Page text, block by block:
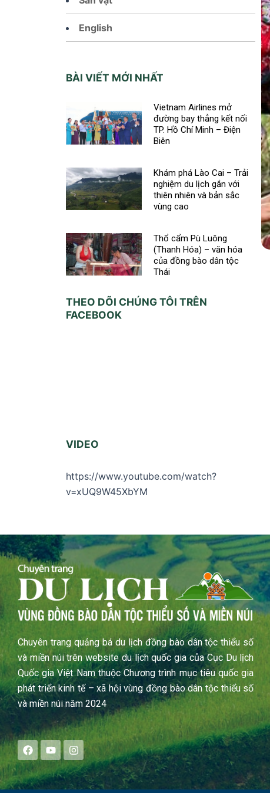
English
BÀI VIẾT MỚI NHẤT
Vietnam Airlines mở
đường bay thẳng kết nối
TP. Hồ Chí Minh – Điện
Biên
Khám phá Lào Cai – Trải
nghiệm du lịch gắn với
thiên nhiên và bản sắc
vùng cao
Thổ cẩm Pù Luông
(Thanh Hóa) – văn hóa
của đồng bào dân tộc
Thái
THEO DÕI CHÚNG TÔI TRÊN
FACEBOOK
VIDEO
https://www.youtube.com/watch?
v=xUQ9W45XbYM
Chuyên trang quảng bá du lịch đồng bào dân tộc thiểu số
và miền núi trên website du lịch quốc gia của Cục Du lịch
Quốc gia Việt Nam thuộc Chương trình mục tiêu quốc gia
phát triển kinh tế – xã hội vùng đồng bào dân tộc thiểu số
và miền núi năm 2024
F
a
c
e
b
Y
o
u
t
u
I
n
s
t
a